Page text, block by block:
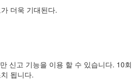
더욱 기대된다.
신고 기능을 이용 할 수 있습니다. 10회
됩니다.